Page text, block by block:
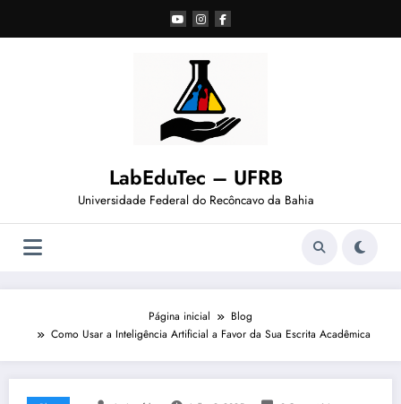
o
LabEduTec – UFRB
Universidade Federal do Recôncavo da Bahia
Página inicial
Blog
Como Usar a Inteligência Artificial a Favor da Sua Escrita Acadêmica